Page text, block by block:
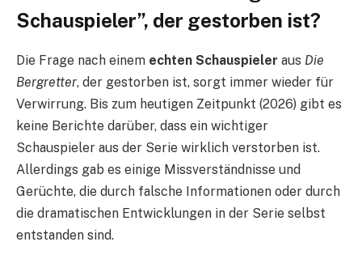
Schauspieler”, der gestorben ist?
Die Frage nach einem echten Schauspieler aus Die
Bergretter, der gestorben ist, sorgt immer wieder für
Verwirrung. Bis zum heutigen Zeitpunkt (2026) gibt es
keine Berichte darüber, dass ein wichtiger
Schauspieler aus der Serie wirklich verstorben ist.
Allerdings gab es einige Missverständnisse und
Gerüchte, die durch falsche Informationen oder durch
die dramatischen Entwicklungen in der Serie selbst
entstanden sind.